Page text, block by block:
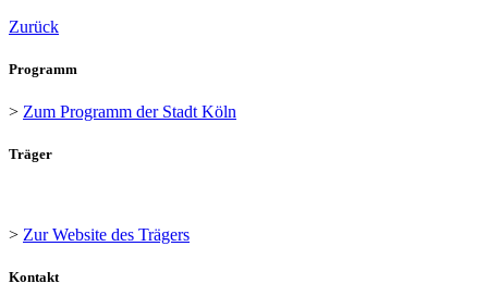
Zurück
Programm
> Zum Programm der Stadt Köln
Träger
> Zur Website des Trägers
Kontakt